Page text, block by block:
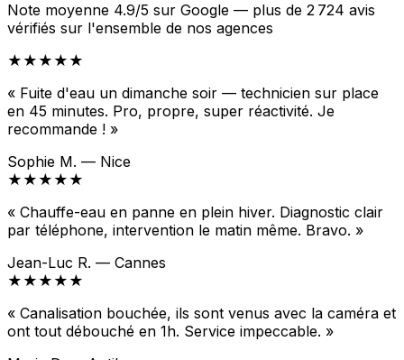
Note moyenne 4.9/5 sur Google — plus de 2 724 avis
vérifiés sur l'ensemble de nos agences
★★★★★
« Fuite d'eau un dimanche soir — technicien sur place
en 45 minutes. Pro, propre, super réactivité. Je
recommande ! »
Sophie M. — Nice
★★★★★
« Chauffe-eau en panne en plein hiver. Diagnostic clair
par téléphone, intervention le matin même. Bravo. »
Jean-Luc R. — Cannes
★★★★★
« Canalisation bouchée, ils sont venus avec la caméra et
ont tout débouché en 1h. Service impeccable. »